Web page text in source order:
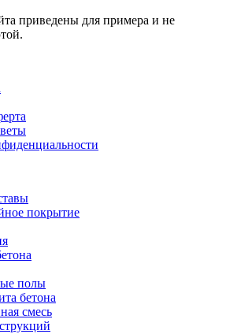
приведены для примера и не
покрытие
полы
бетона
смесь